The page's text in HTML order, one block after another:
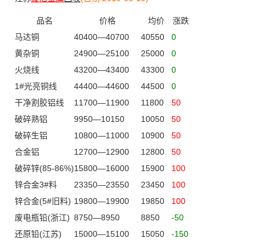
品名 价格 均价
涨跌
马达铜
40400—40700 40550
0
黄杂铜
24900—25100 25000
0
火烧线
43200—43400 43300
0
1#光亮铜线
44400—44600 44500
0
干净割胶铝线
11700—11900 11800
50
破碎熟铝
9950—10150 10050
50
破碎生铝
10800—11000 10900
50
合金铝
12700—12900 12800
50
破碎锌(85-86%)15800—16000 15900
100
锌合金3#料
23350—23550 23450
100
锌合金(5#旧料) 19800—19900 19850
100
废电瓶铅(浙江) 8750—8950 8850
-50
还原铅(江苏)
15000—15100 15050
-150